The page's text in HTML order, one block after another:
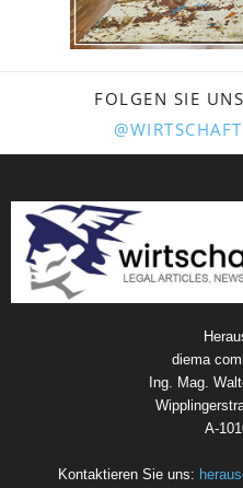
FOLGEN SIE
diema
Ing. Mag.
A-
Kontaktieren Sie uns: